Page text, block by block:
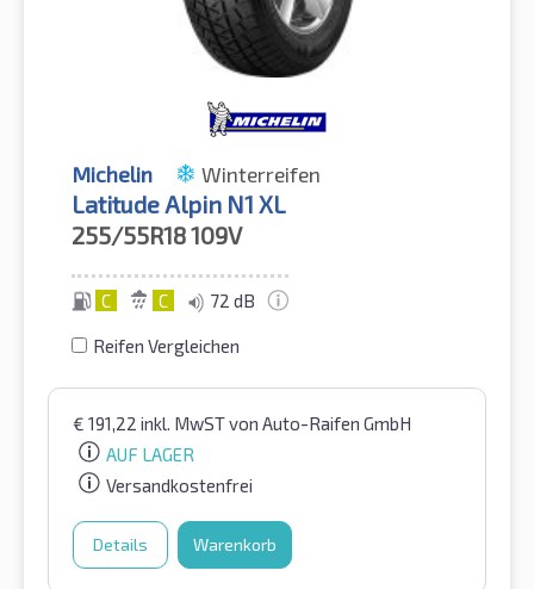
Michelin Winterreifen
Latitude Alpin N1 XL
255/55R18109V
C C 72 dB
Reifen Vergleichen
€ 191,22 inkl. MwSTvon Auto-Raifen GmbH
AUF LAGER
Versandkostenfrei
Details Warenkorb